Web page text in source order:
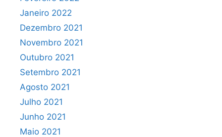
Janeiro 2022
Dezembro 2021
Novembro 2021
Outubro 2021
Setembro 2021
Agosto 2021
Julho 2021
Junho 2021
Maio 2021